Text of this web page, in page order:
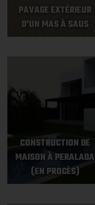
PAVAGE EXTÉRIEUR
D'UN MAS À SAUS
CONSTRUCTION DE
MAISON À PERALADA
(EN PROCÈS)